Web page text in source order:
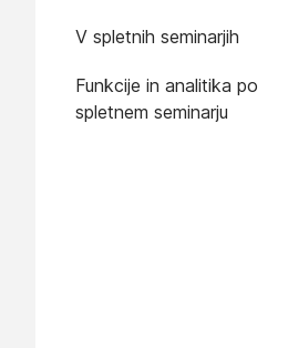
V spletnih seminarjih
Funkcije in analitika po
spletnem seminarju